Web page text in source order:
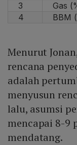
3
Gas
4
BBM
Menurut
rencana
adalah
menyusun
lalu, asumsi
mencapai 8-9
mendatang.